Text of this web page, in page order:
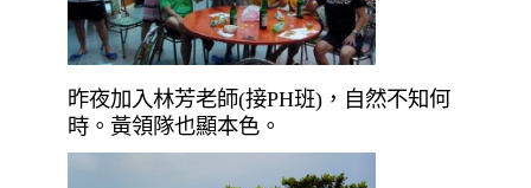
昨夜加入林芳老師(接PH班)，自然不知何
時。黃領隊也顯本色。